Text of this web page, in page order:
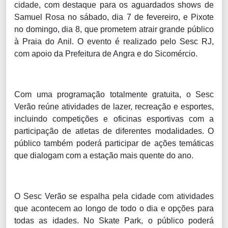
cidade, com destaque para os aguardados shows de
Samuel Rosa no sábado, dia 7 de fevereiro, e Pixote
no domingo, dia 8, que prometem atrair grande público
à Praia do Anil. O evento é realizado pelo Sesc RJ,
com apoio da Prefeitura de Angra e do Sicomércio.
Com uma programação totalmente gratuita, o Sesc
Verão reúne atividades de lazer, recreação e esportes,
incluindo competições e oficinas esportivas com a
participação de atletas de diferentes modalidades. O
público também poderá participar de ações temáticas
que dialogam com a estação mais quente do ano.
O Sesc Verão se espalha pela cidade com atividades
que acontecem ao longo de todo o dia e opções para
todas as idades. No Skate Park, o público poderá